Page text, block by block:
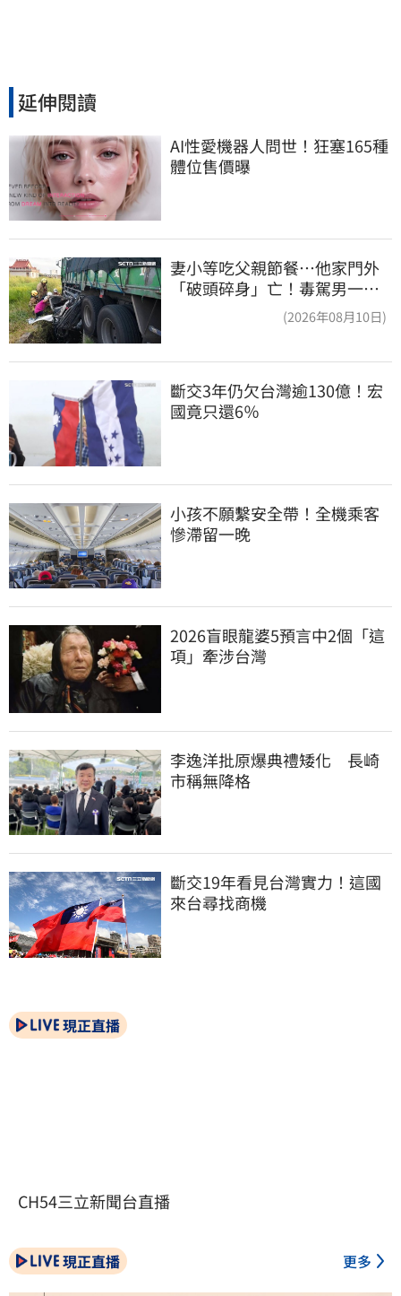
延伸閱讀
AI性愛機器人問世！狂塞165種
體位售價曝
妻小等吃父親節餐⋯他家門外
「破頭碎身」亡！毒駕男一路
(2026年08月10日)
斷交3年仍欠台灣逾130億！宏
國竟只還6％
小孩不願繫安全帶！全機乘客
慘滯留一晚
2026盲眼龍婆5預言中2個「這
項」牽涉台灣
李逸洋批原爆典禮矮化　長崎
市稱無降格
斷交19年看見台灣實力！這國
來台尋找商機
現正直播
CH54三立新聞台直播
現正直播 更多